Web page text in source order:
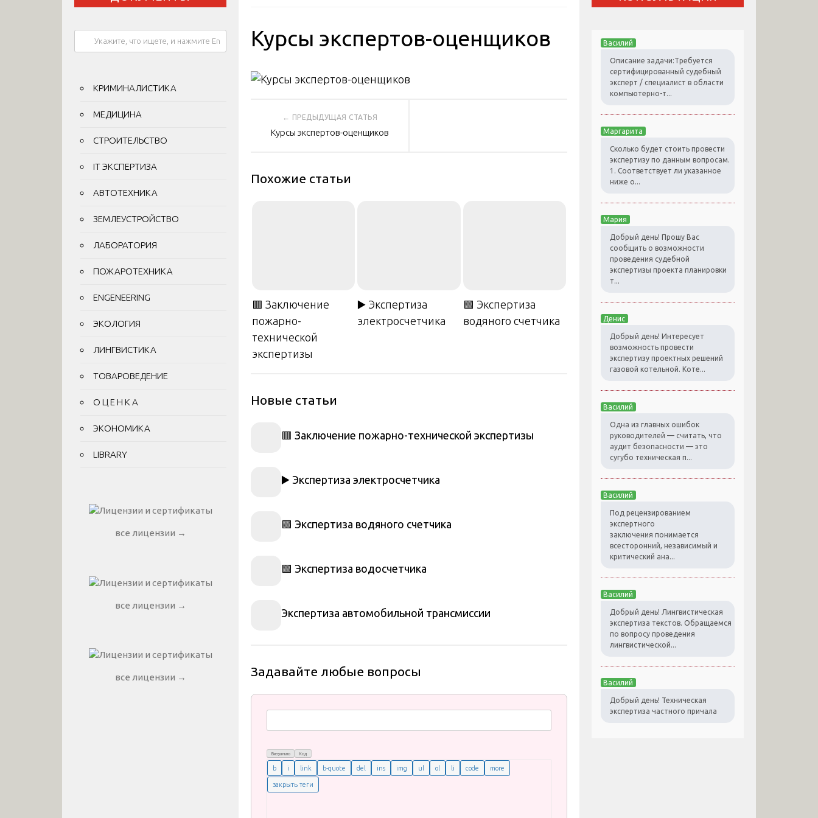
Курсы экспертов-оценщиков
Навигация
Курсы экспертов-оценщиков
Похожие статьи
🟥 Заключение
пожарно-
технической
экспертизы
▶️ Экспертиза
электросчетчика
🟩 Экспертиза
водяного счетчика
Новые статьи
🟥 Заключение пожарно-технической экспертизы
▶️ Экспертиза электросчетчика
🟩 Экспертиза водяного счетчика
🟩 Экспертиза водосчетчика
Экспертиза автомобильной трансмиссии
Задавайте любые вопросы
Визуально Код
КРИМИНАЛИСТИКА
МЕДИЦИНА
СТРОИТЕЛЬСТВО
IT ЭКСПЕРТИЗА
АВТОТЕХНИКА
ЗЕМЛЕУСТРОЙСТВО
ЛАБОРАТОРИЯ
ПОЖАРОТЕХНИКА
ENGENEERING
ЭКОЛОГИЯ
ЛИНГВИСТИКА
ТОВАРОВЕДЕНИЕ
О Ц Е Н К А
ЭКОНОМИКА
LIBRARY
все лицензии →
все лицензии →
все лицензии →
Василий
Описание задачи:Требуется
сертифицированный судебный
эксперт / специалист в области
компьютерно-т...
Маргарита
Сколько будет стоить провести
экспертизу по данным вопросам.
1. Соответствует ли указанное
ниже о...
Мария
Добрый день! Прошу Вас
сообщить о возможности
проведения судебной
экспертизы проекта планировки
т...
Денис
Добрый день! Интересует
возможность провести
экспертизу проектных решений
газовой котельной. Коте...
Василий
Одна из главных ошибок
руководителей — считать, что
аудит безопасности — это
сугубо техническая п...
Василий
Под рецензированием
экспертного
заключения понимается
всесторонний, независимый и
критический ана...
Василий
Добрый день! Лингвистическая
экспертиза текстов. Обращаемся
по вопросу проведения
лингвистической...
Василий
Добрый день! Техническая
экспертиза частного причала